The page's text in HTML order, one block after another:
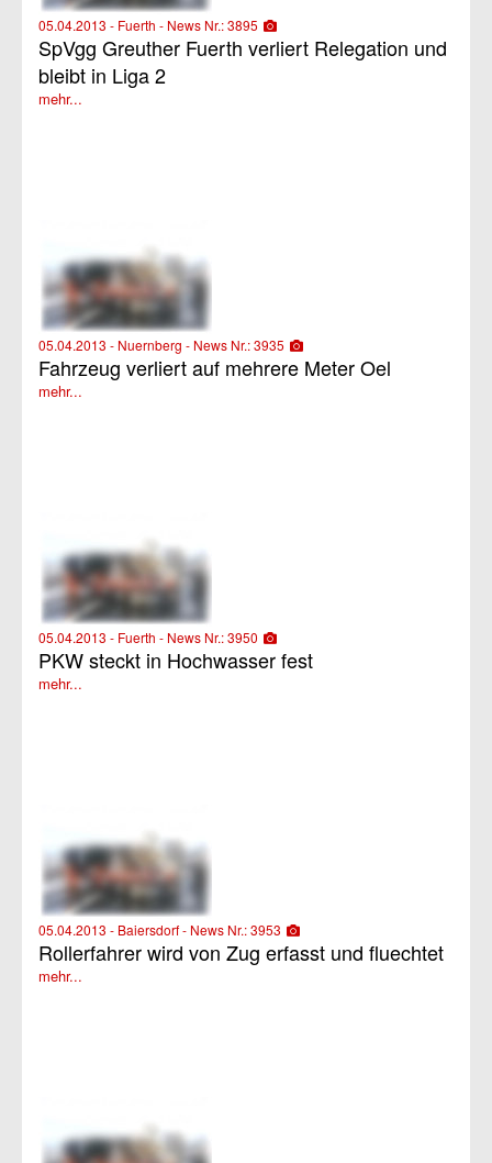
05.04.2013 - Fuerth - News Nr.: 3895
SpVgg Greuther Fuerth verliert Relegation und
bleibt in Liga 2
mehr...
05.04.2013 - Nuernberg - News Nr.: 3935
Fahrzeug verliert auf mehrere Meter Oel
mehr...
05.04.2013 - Fuerth - News Nr.: 3950
PKW steckt in Hochwasser fest
mehr...
05.04.2013 - Baiersdorf - News Nr.: 3953
Rollerfahrer wird von Zug erfasst und fluechtet
mehr...